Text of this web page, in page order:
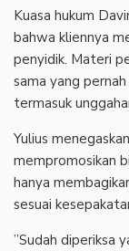
‎Kuasa hukum
bahwa kliennya
penyidik. Materi
sama yang
termasuk
‎Yulius
mempromosikan
hanya
sesuai
‎”Sudah diperiksa